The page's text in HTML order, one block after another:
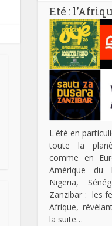
Eté :
L'été en
toute la
comme en
Amérique du
Nigeria,
Zanzibar : les
Afrique,
la suite…